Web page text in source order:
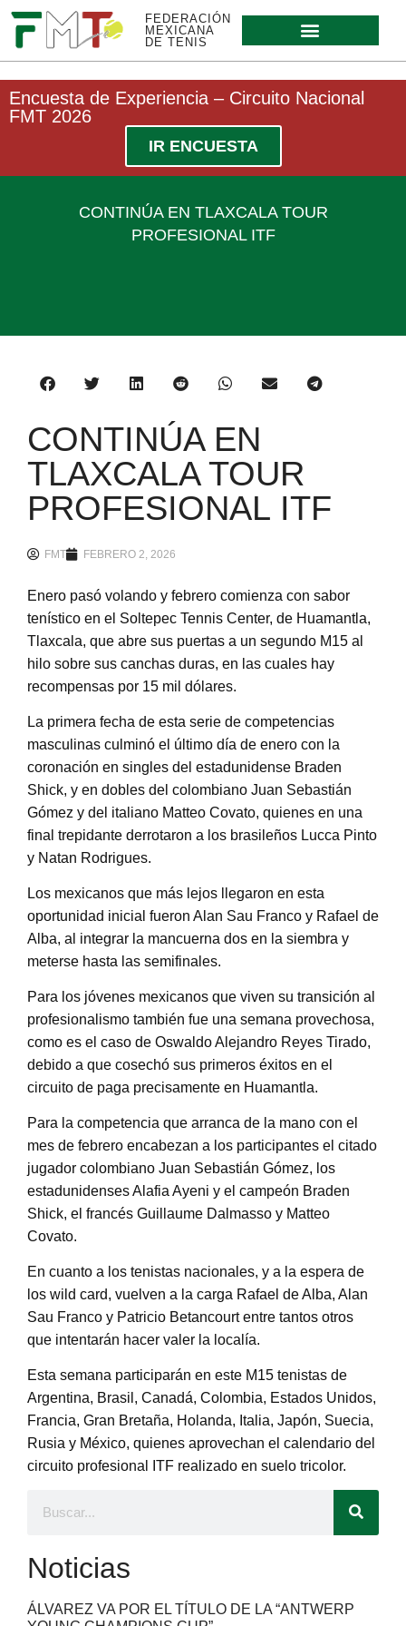
FEDERACIÓN
MEXICANA
DE TENIS
Encuesta de Experiencia – Circuito Nacional
FMT 2026
IR ENCUESTA
CONTINÚA EN TLAXCALA TOUR
PROFESIONAL ITF
CONTINÚA EN
TLAXCALA TOUR
PROFESIONAL ITF
FMT FEBRERO 2, 2026
Enero pasó volando y febrero comienza con sabor
tenístico en el Soltepec Tennis Center, de Huamantla,
Tlaxcala, que abre sus puertas a un segundo M15 al
hilo sobre sus canchas duras, en las cuales hay
recompensas por 15 mil dólares.
La primera fecha de esta serie de competencias
masculinas culminó el último día de enero con la
coronación en singles del estadunidense Braden
Shick, y en dobles del colombiano Juan Sebastián
Gómez y del italiano Matteo Covato, quienes en una
final trepidante derrotaron a los brasileños Lucca Pinto
y Natan Rodrigues.
Los mexicanos que más lejos llegaron en esta
oportunidad inicial fueron Alan Sau Franco y Rafael de
Alba, al integrar la mancuerna dos en la siembra y
meterse hasta las semifinales.
Para los jóvenes mexicanos que viven su transición al
profesionalismo también fue una semana provechosa,
como es el caso de Oswaldo Alejandro Reyes Tirado,
debido a que cosechó sus primeros éxitos en el
circuito de paga precisamente en Huamantla.
Para la competencia que arranca de la mano con el
mes de febrero encabezan a los participantes el citado
jugador colombiano Juan Sebastián Gómez, los
estadunidenses Alafia Ayeni y el campeón Braden
Shick, el francés Guillaume Dalmasso y Matteo
Covato.
En cuanto a los tenistas nacionales, y a la espera de
los wild card, vuelven a la carga Rafael de Alba, Alan
Sau Franco y Patricio Betancourt entre tantos otros
que intentarán hacer valer la localía.
Esta semana participarán en este M15 tenistas de
Argentina, Brasil, Canadá, Colombia, Estados Unidos,
Francia, Gran Bretaña, Holanda, Italia, Japón, Suecia,
Rusia y México, quienes aprovechan el calendario del
circuito profesional ITF realizado en suelo tricolor.
Noticias
ÁLVAREZ VA POR EL TÍTULO DE LA “ANTWERP